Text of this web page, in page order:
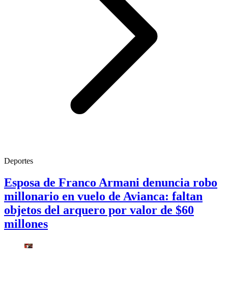
Deportes
Esposa de Franco Armani denuncia robo
millonario en vuelo de Avianca: faltan
objetos del arquero por valor de $60
millones